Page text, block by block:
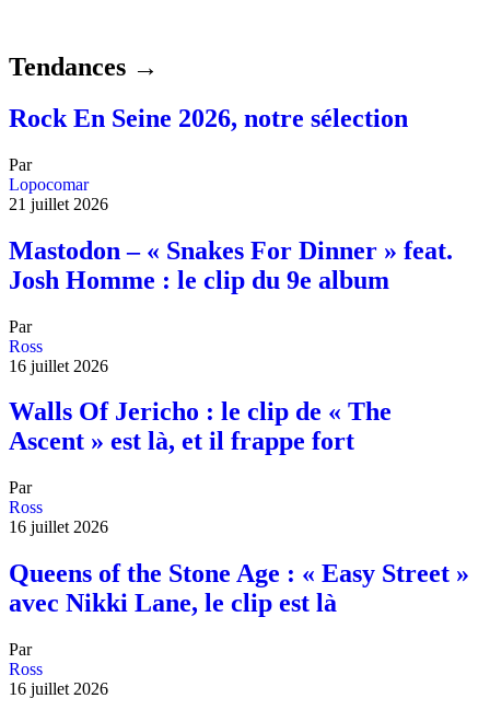
Tendances →
Rock En Seine 2026, notre sélection
Par
Lopocomar
21 juillet 2026
Mastodon – « Snakes For Dinner » feat.
Josh Homme : le clip du 9e album
Par
Ross
16 juillet 2026
Walls Of Jericho : le clip de « The
Ascent » est là, et il frappe fort
Par
Ross
16 juillet 2026
Queens of the Stone Age : « Easy Street »
avec Nikki Lane, le clip est là
Par
Ross
16 juillet 2026